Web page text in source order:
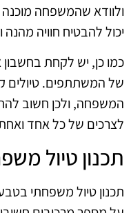
ולוודא שהמשפחה מוכנה
יכול להבטיח חוויה
כמו כן, יש לקחת בחשבון
של המשתתפים. טיולים
המשפחה, ולכן חשוב
לצרכים של כל אחד
תכנון טיול
תכנון טיול משפחתי